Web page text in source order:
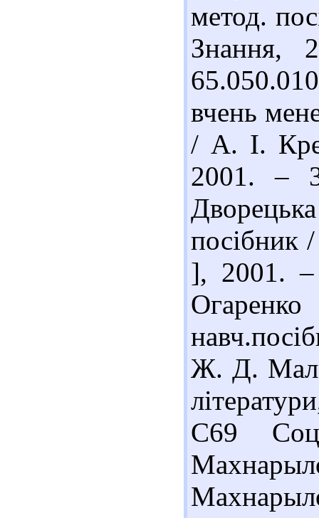
метод.
Знання,
вчень
/ А. І.
2001. –
], 2001.
Ж. Д.
С69